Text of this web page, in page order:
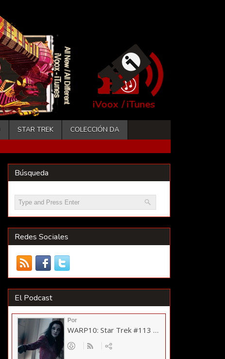
iVoox /iTunes
STAR TREK COLECCIÓN DA
Búsqueda
Redes Sociales
El Podcast